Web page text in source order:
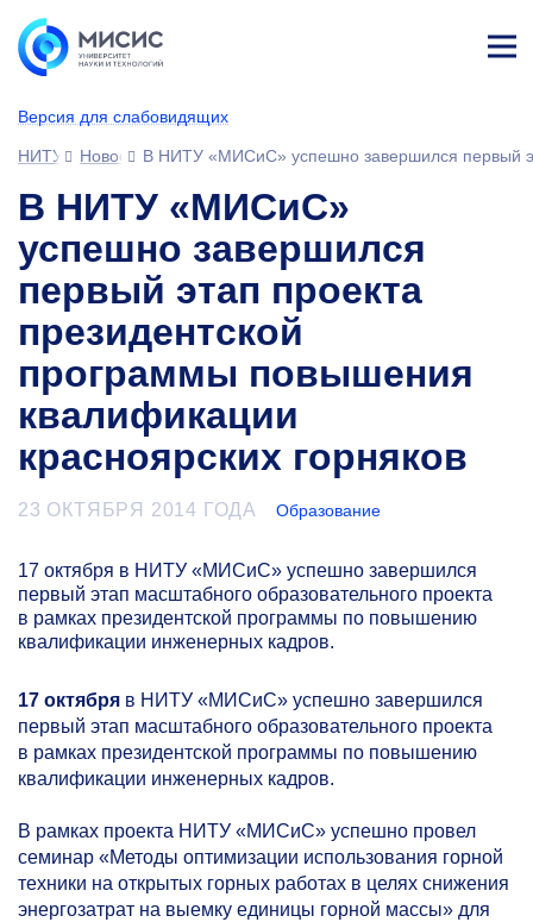
Версия для слабовидящих
ине
НИТУ МИСИС
НовостиВ НИТУ «МИСиС» успешно завершился первый
В НИТУ «МИСиС»
успешно завершился
первый этап проекта
президентской
программы повышения
квалификации
красноярских горняков
23 ОКТЯБРЯ 2014 ГОДА Образование
17 октября в НИТУ «МИСиС» успешно завершился
первый этап масштабного образовательного проекта
в рамках президентской программы по повышению
квалификации инженерных кадров.
17 октября в НИТУ «МИСиС» успешно завершился
первый этап масштабного образовательного проекта
в рамках президентской программы по повышению
квалификации инженерных кадров.
В рамках проекта НИТУ «МИСиС» успешно провел
семинар «Методы оптимизации использования горной
техники на открытых горных работах в целях снижения
энергозатрат на выемку единицы горной массы» для